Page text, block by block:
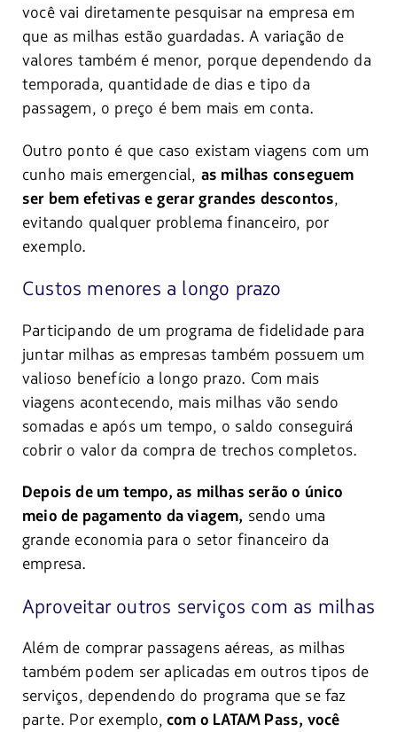
você vai diretamente pesquisar na empresa em
que as milhas estão guardadas. A variação de
valores também é menor, porque dependendo da
temporada, quantidade de dias e tipo da
passagem, o preço é bem mais em conta.
Outro ponto é que caso existam viagens com um
cunho mais emergencial, as milhas conseguem
ser bem efetivas e gerar grandes descontos,
evitando qualquer problema financeiro, por
exemplo.
Custos menores a longo prazo
Participando de um programa de fidelidade para
juntar milhas as empresas também possuem um
valioso benefício a longo prazo. Com mais
viagens acontecendo, mais milhas vão sendo
somadas e após um tempo, o saldo conseguirá
cobrir o valor da compra de trechos completos.
Depois de um tempo, as milhas serão o único
meio de pagamento da viagem, sendo uma
grande economia para o setor financeiro da
empresa.
Aproveitar outros serviços com as milhas
Além de comprar passagens aéreas, as milhas
também podem ser aplicadas em outros tipos de
serviços, dependendo do programa que se faz
parte. Por exemplo, com o LATAM Pass, você